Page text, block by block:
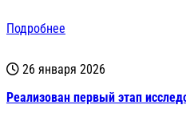
Подробнее
26 января 2026
Реализован первый этап